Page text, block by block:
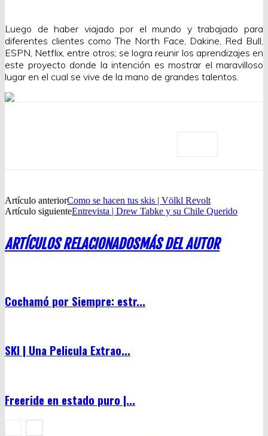
Luego de haber viajado por el mundo y trabajado para
diferentes clientes como The North Face, Dakine, Red Bull,
ESPN, Netflix, entre otros; se logra reunir los aprendizajes en
este proyecto donde la intención es mostrar el maravilloso
lugar en el cual se vive de la mano de grandes talentos.
Artículo anteriorComo se hacen tus skis | Völkl Revolt
Artículo siguienteEntrevista | Drew Tabke y su Chile Querido
ARTÍCULOS RELACIONADOSMÁS DEL AUTOR
Cochamó por Siempre: estr...
SKI | Una Pelicula Extrao...
Freeride en estado puro |...